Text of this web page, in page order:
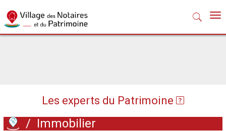
Les experts du Patrimoine
/ Immobilier